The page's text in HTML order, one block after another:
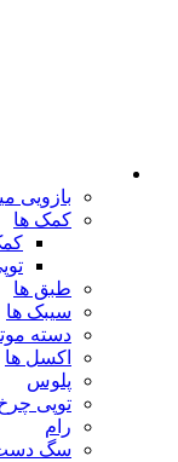
بازویی
کمک ها
طبق ها
سیبک ها
دسته
اکسل ها
پلوس
توپی
رام
سگ